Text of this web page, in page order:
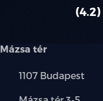
4.2
Mázsa tér
Település:
1107 Budapest
Cím: